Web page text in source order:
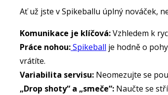
Ať už jste v Spikeballu úplný nováček,
Komunikace je klíčová:Vzhledem k
Práce nohou:Spikeball je hodně o
vrátíte.
Variabilita servisu: Neomezujte se
„Drop shoty“ a „smeče“: Naučte se